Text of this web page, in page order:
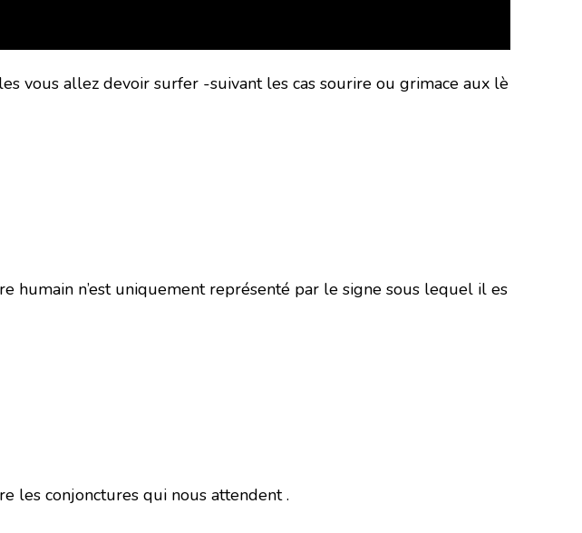
vous allez devoir surfer -suivant les cas sourire ou grimace aux lè
humain n’est uniquement représenté par le signe sous lequel il es
les conjonctures qui nous attendent .